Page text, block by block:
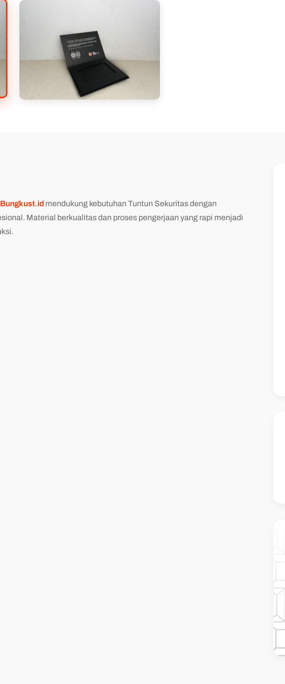
Bungkust.id mendukung kebutuhan Tuntun Sekuritas dengan
Material berkualitas dan proses pengerjaan yang rapi menjadi